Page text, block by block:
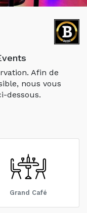
Afin de
nous vous
dessous.
Grand Café